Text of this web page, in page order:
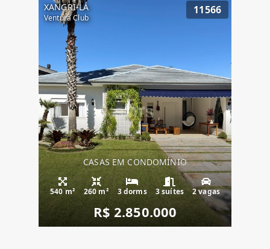
XANGRI-LÁ
Ventura Club
11566
CASAS EM CONDOMÍNIO
540 m² 260 m² 3 dorms 3 suítes 2 vagas
R$ 2.850.000